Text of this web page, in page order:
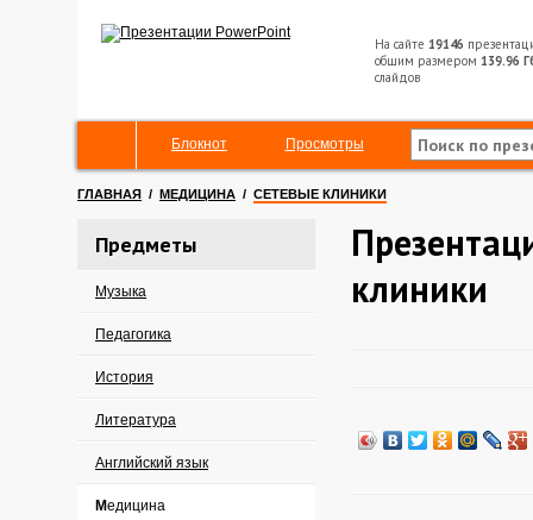
На сайте 19146
общим размером 139.96
слайдов
Блокнот Просмотры
ГЛАВНАЯ / МЕДИЦИНА / СЕТЕВЫЕ КЛИНИКИ
Предметы
Музыка
Педагогика
История
Литература
Английский язык
Медицина
клиники